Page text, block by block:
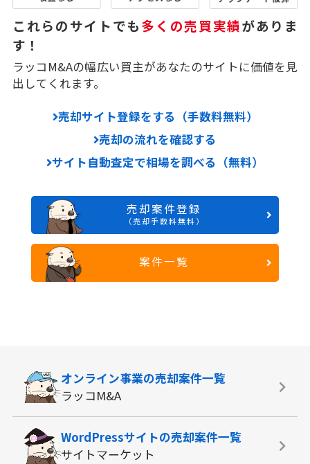
これらのサイトでも多くの売買実績がありま
す！
ラッコM&Aの幅広い買主があなたのサイトに価値を見
出してくれます。
売却サイト登録をする（手数料無料）
売却の流れを確認する
サイト自動査定で相場を調べる（無料）
売却案件登録
（売却手数料無料）
案件一覧
オンライン事業の売却案件一覧
ラッコM&A
WordPressサイトの売却案件一覧
サイトマーケット